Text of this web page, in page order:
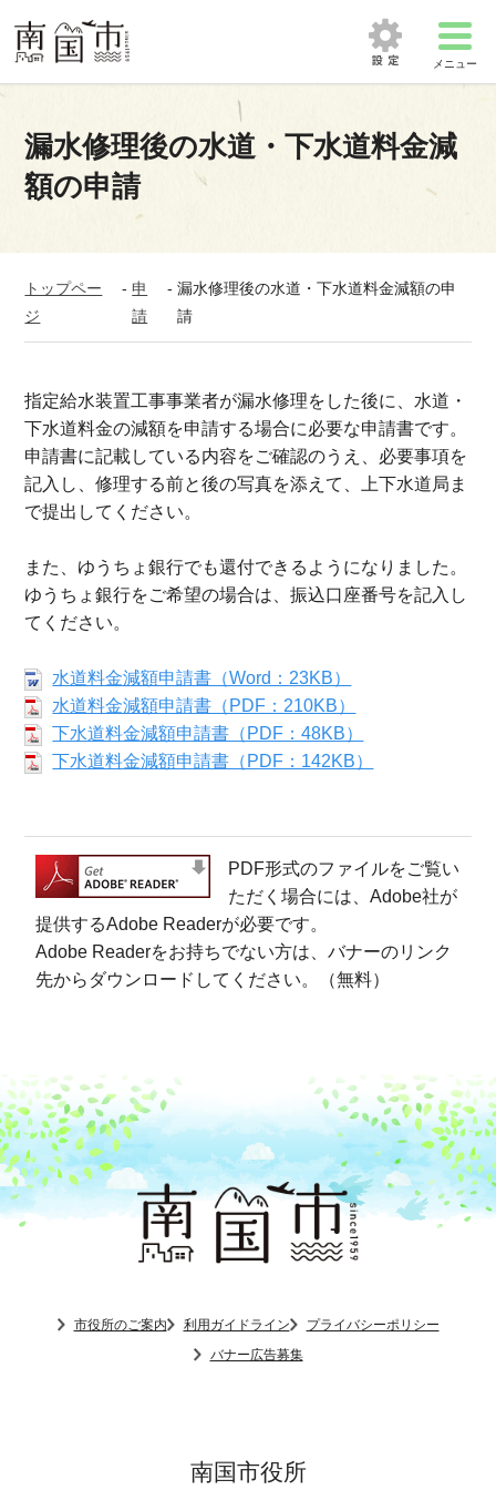
メニュー
漏水修理後の水道・下水道料金減
額の申請
トップペー
ジ
-申
請
-漏水修理後の水道・下水道料金減額の申
請
指定給水装置工事事業者が漏水修理をした後に、水道・
下水道料金の減額を申請する場合に必要な申請書です。
申請書に記載している内容をご確認のうえ、必要事項を
記入し、修理する前と後の写真を添えて、上下水道局ま
で提出してください。
また、ゆうちょ銀行でも還付できるようになりました。
ゆうちょ銀行をご希望の場合は、振込口座番号を記入し
てください。
水道料金減額申請書（Word：23KB）
水道料金減額申請書（PDF：210KB）
下水道料金減額申請書（PDF：48KB）
下水道料金減額申請書（PDF：142KB）
PDF形式のファイルをご覧い
ただく場合には、Adobe社が
提供するAdobe Readerが必要です。
Adobe Readerをお持ちでない方は、バナーのリンク
先からダウンロードしてください。（無料）
市役所のご案内 利用ガイドライン
プライバシーポリシー
バナー広告募集
南国市役所